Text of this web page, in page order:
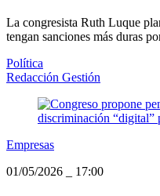
La congresista Ruth Luque
tengan sanciones más duras
Política
Redacción Gestión
Empresas
01/05/2026
17:00